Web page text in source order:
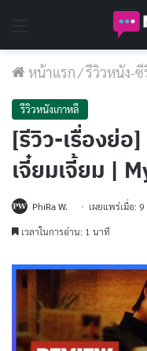
หน้าแรก/รีวิวหนัง-ซี
รีวิวหนังเกาหลี
[รีวิว-เรื่องย่
เจี๋ยมเจี้ยม |
PhiRa W. เผยแพร่เมื่อ:
เวลาในการอ่าน: 1 นาที